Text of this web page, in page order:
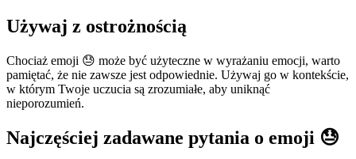
Używaj z ostrożnością
Chociaż emoji 😓 może być użyteczne w wyrażaniu emocji, warto
pamiętać, że nie zawsze jest odpowiednie. Używaj go w kontekście,
w którym Twoje uczucia są zrozumiałe, aby uniknąć
nieporozumień.
Najczęściej zadawane pytania o emoji 😓